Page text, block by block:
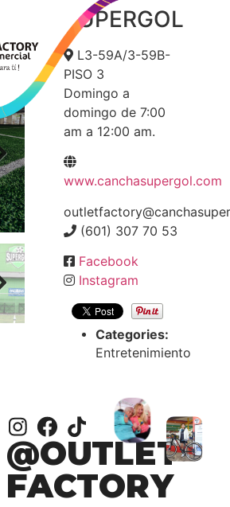
SUPERGOL
L3-59A/3-59B-
PISO 3
Domingo a
domingo de 7:00
am a 12:00 am.
www.canchasupergol.com
(601) 307 70 53
Facebook
Instagram
Categories:
Entretenimiento
@OUTLET
FACTORY